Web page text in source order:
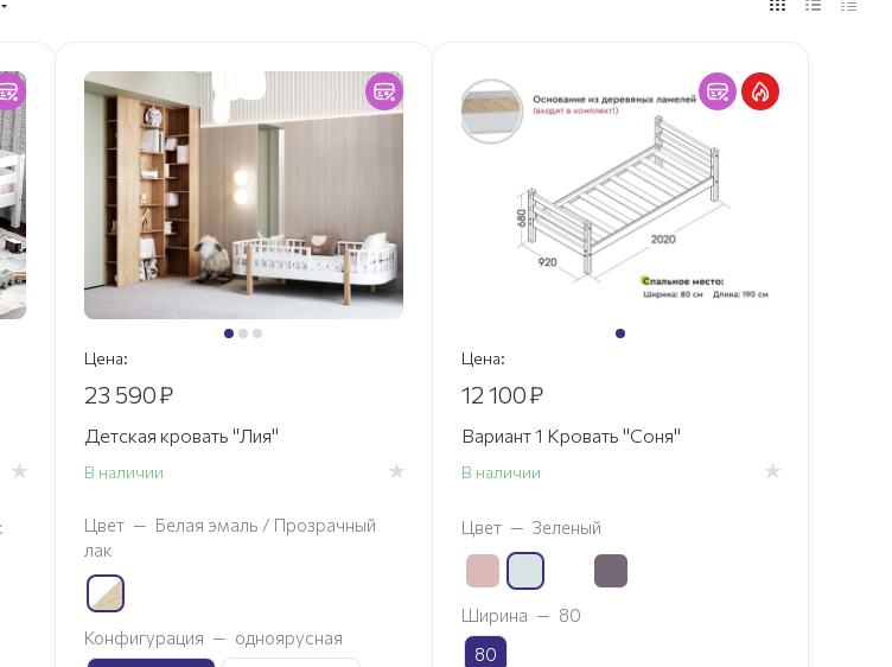
Цена:
23 590₽
Детская кровать "Лия"
В наличии
Цвет — Белая эмаль / Прозрачный
лак
Конфигурация — одноярусная
Цена:
12 100₽
Вариант 1 Кровать "Соня"
В наличии
Цвет — Зеленый
Ширина — 80
80